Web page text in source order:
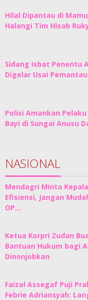
Hilal Dipantau di
Halangi Tim Hisab
Sidang Isbat Penentu
Digelar Usai
Polisi Amankan
Bayi di Sungai Anusu
NASIONAL
Mendagri Minta
Efisiensi, Jangan
OP…
Ketua Korpri Zudan
Bantuan Hukum bagi
Dinonjobkan
Faizal Assegaf Puji
Febrie Adriansyah: